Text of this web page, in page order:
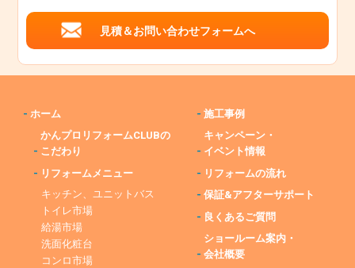
見積＆お問い合わせフォームへ
- ホーム
-
かんプロリフォームCLUBの
こだわり
- リフォームメニュー
キッチン、ユニットバス
トイレ市場
給湯市場
洗面化粧台
コンロ市場
-施工事例
-
キャンペーン・
イベント情報
- リフォームの流れ
-保証&アフターサポート
- 良くあるご質問
-
ショールーム案内・
会社概要